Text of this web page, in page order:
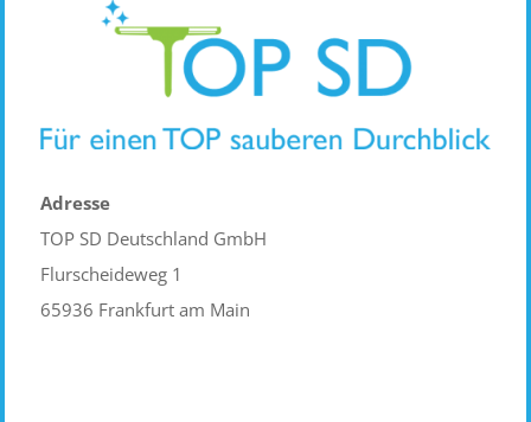
Adresse
TOP SD Deutschland GmbH
Flurscheideweg 1
65936 Frankfurt am Main